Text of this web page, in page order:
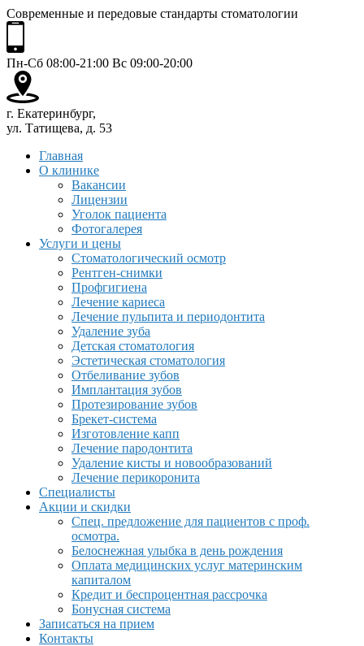
Современные и передовые стандарты стоматологии
Пн-Сб 08:00-21:00 Вс 09:00-20:00
г. Екатеринбург,
ул. Татищева, д. 53
Главная
О клинике
Вакансии
Лицензии
Уголок пациента
Фотогалерея
Услуги и цены
Стоматологический осмотр
Рентген-снимки
Профгигиена
Лечение кариеса
Лечение пульпита и периодонтита
Удаление зуба
Детская стоматология
Эстетическая стоматология
Отбеливание зубов
Имплантация зубов
Протезирование зубов
Брекет-система
Изготовление капп
Лечение пародонтита
Удаление кисты и новообразований
Лечение перикоронита
Специалисты
Акции и скидки
Спец. предложение для пациентов с проф.
осмотра.
Белоснежная улыбка в день рождения
Оплата медицинских услуг материнским
капиталом
Кредит и беспроцентная рассрочка
Бонусная система
Записаться на прием
Контакты